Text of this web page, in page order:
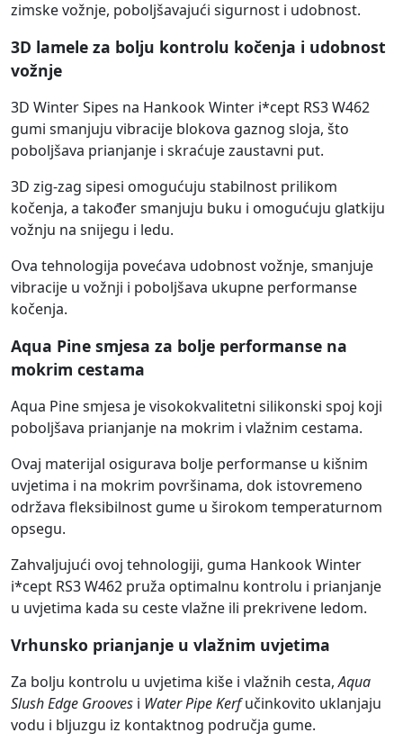
zimske vožnje, poboljšavajući sigurnost i udobnost.
3D lamele za bolju kontrolu kočenja i udobnost
vožnje
3D Winter Sipes na Hankook Winter i*cept RS3 W462
gumi smanjuju vibracije blokova gaznog sloja, što
poboljšava prianjanje i skraćuje zaustavni put.
3D zig-zag sipesi omogućuju stabilnost prilikom
kočenja, a također smanjuju buku i omogućuju glatkiju
vožnju na snijegu i ledu.
Ova tehnologija povećava udobnost vožnje, smanjuje
vibracije u vožnji i poboljšava ukupne performanse
kočenja.
Aqua Pine smjesa za bolje performanse na
mokrim cestama
Aqua Pine smjesa je visokokvalitetni silikonski spoj koji
poboljšava prianjanje na mokrim i vlažnim cestama.
Ovaj materijal osigurava bolje performanse u kišnim
uvjetima i na mokrim površinama, dok istovremeno
održava fleksibilnost gume u širokom temperaturnom
opsegu.
Zahvaljujući ovoj tehnologiji, guma Hankook Winter
i*cept RS3 W462 pruža optimalnu kontrolu i prianjanje
u uvjetima kada su ceste vlažne ili prekrivene ledom.
Vrhunsko prianjanje u vlažnim uvjetima
Za bolju kontrolu u uvjetima kiše i vlažnih cesta,Aqua
Slush Edge Grooves i Water Pipe Kerfučinkovito uklanjaju
vodu i bljuzgu iz kontaktnog područja gume.